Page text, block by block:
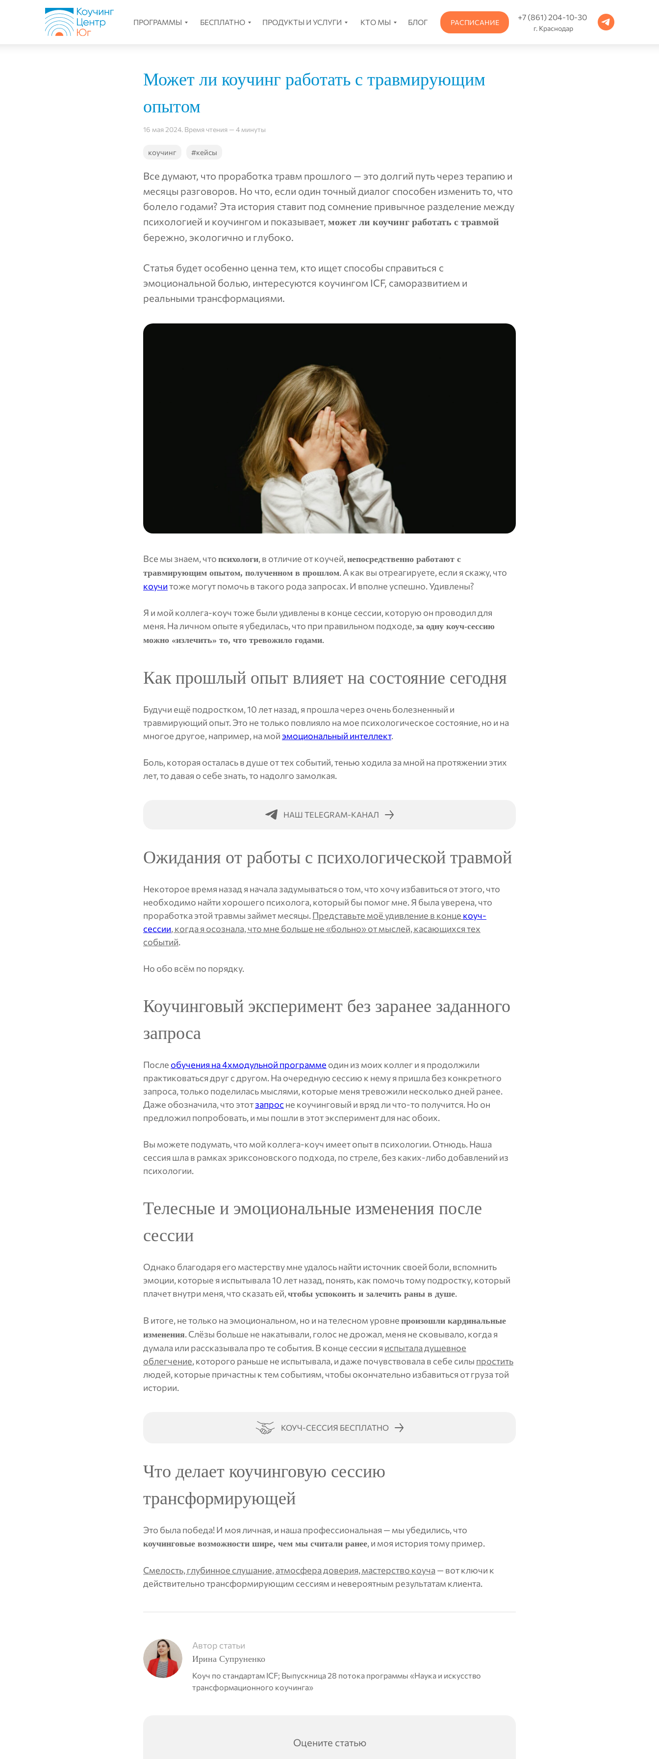
РАСПИСАНИЕ
ПРОГРАММЫ БЕСПЛАТНО ПРОДУКТЫ И УСЛУГИ КТО МЫ БЛОГ
+7 (861) 204-10-30
г. Краснодар
Может ли коучинг работать с травмирующим
опытом
16 мая 2024. Время чтения — 4 минуты
коучинг #кейсы
Все думают, что проработка травм прошлого — это долгий путь через терапию и
месяцы разговоров. Но что, если один точный диалог способен изменить то, что
болело годами? Эта история ставит под сомнение привычное разделение между
психологией и коучингом и показывает, может ли коучинг работать с травмой
бережно, экологично и глубоко.
Статья будет особенно ценна тем, кто ищет способы справиться с
эмоциональной болью, интересуются коучингом ICF, саморазвитием и
реальными трансформациями.
Все мы знаем, что психологи, в отличие от коучей, непосредственно работают с
травмирующим опытом, полученном в прошлом. А как вы отреагируете, если я скажу, что
коучитоже могут помочь в такого рода запросах. И вполне успешно. Удивлены?
Я и мой коллега-коуч тоже были удивлены в конце сессии, которую он проводил для
меня. На личном опыте я убедилась, что при правильном подходе, за одну коуч-сессию
можно «излечить» то, что тревожило годами.
Как прошлый опыт влияет на состояние сегодня
Будучи ещё подростком, 10 лет назад, я прошла через очень болезненный и
травмирующий опыт. Это не только повлияло на мое психологическое состояние, но и на
многое другое, например, на мойэмоциональный интеллект.
Боль, которая осталась в душе от тех событий, тенью ходила за мной на протяжении этих
лет, то давая о себе знать, то надолго замолкая.
НАШ TELEGRAM-КАНАЛ
Ожидания от работы с психологической травмой
Некоторое время назад я начала задумываться о том, что хочу избавиться от этого, что
необходимо найти хорошего психолога, который бы помог мне. Я была уверена, что
проработка этой травмы займет месяцы.Представьте моё удивление в конце коуч-
сессии, когда я осознала, что мне больше не «больно» от мыслей, касающихся тех
событий.
Но обо всём по порядку.
Коучинговый эксперимент без заранее заданного
запроса
После обучения на 4хмодульной программе один из моих коллег и я продолжили
практиковаться друг с другом. На очередную сессию к нему я пришла без конкретного
запроса, только поделилась мыслями, которые меня тревожили несколько дней ранее.
Даже обозначила, что этотзапрос не коучинговый и вряд ли что-то получится. Но он
предложил попробовать, и мы пошли в этот эксперимент для нас обоих.
Вы можете подумать, что мой коллега-коуч имеет опыт в психологии. Отнюдь. Наша
сессия шла в рамках эриксоновского подхода, по стреле, без каких-либо добавлений из
психологии.
Телесные и эмоциональные изменения после
сессии
Однако благодаря его мастерству мне удалось найти источник своей боли, вспомнить
эмоции, которые я испытывала 10 лет назад, понять, как помочь тому подростку, который
плачет внутри меня, что сказать ей, чтобы успокоить и залечить раны в душе.
В итоге, не только на эмоциональном, но и на телесном уровне произошли кардинальные
изменения. Слёзы больше не накатывали, голос не дрожал, меня не сковывало, когда я
думала или рассказывала про те события. В конце сессии я испытала душевное
облегчение, которого раньше не испытывала, и даже почувствовала в себе силы простить
людей, которые причастны к тем событиям, чтобы окончательно избавиться от груза той
истории.
КОУЧ-СЕССИЯ БЕСПЛАТНО
Что делает коучинговую сессию
трансформирующей
Это была победа! И моя личная, и наша профессиональная — мы убедились, что
коучинговые возможности шире, чем мы считали ранее, и моя история тому пример.
Смелость, глубинное слушание, атмосфера доверия, мастерство коуча — вот ключи к
действительно трансформирующим сессиям и невероятным результатам клиента.
Автор статьи
Ирина Супруненко
Коуч по стандартам ICF; Выпускница 28 потока программы «Наука и искусство
трансформационного коучинга»
Оцените статью